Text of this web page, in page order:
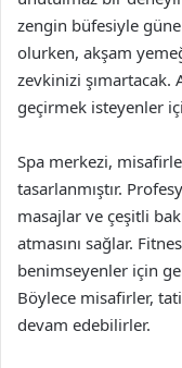
zengin büfesiyle güne
olurken, akşam
zevkinizi şımartacak.
geçirmek isteyenler
Spa merkezi,
tasarlanmıştır.
masajlar ve çeşitli
atmasını sağlar.
benimseyenler için
Böylece misafirler,
devam edebilirler.